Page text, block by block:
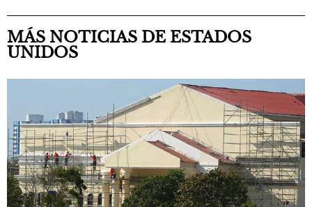
MÁS NOTICIAS DE ESTADOS
UNIDOS